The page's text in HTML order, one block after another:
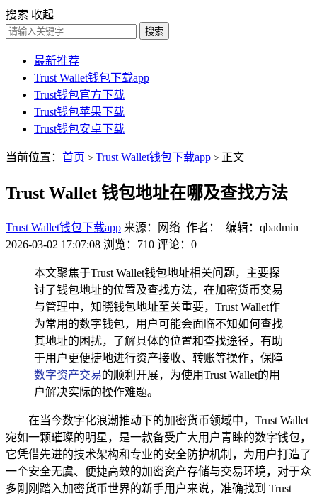
搜索 收起
搜索
最新推荐
Trust Wallet钱包下载app
Trust钱包官方下载
Trust钱包苹果下载
Trust钱包安卓下载
当前位置： 首页 > Trust Wallet钱包下载app > 正文
Trust Wallet 钱包地址在哪及查找方法
Trust Wallet钱包下载app 来源：网络 作者： 编辑：qbadmin
2026-03-02 17:07:08 浏览：710 评论：0
本文聚焦于Trust Wallet钱包地址相关问题，主要探
讨了钱包地址的位置及查找方法，在加密货币交易
与管理中，知晓钱包地址至关重要，Trust Wallet作
为常用的数字钱包，用户可能会面临不知如何查找
其地址的困扰，了解具体的位置和查找途径，有助
于用户更便捷地进行资产接收、转账等操作，保障
数字资产交易的顺利开展，为使用Trust Wallet的用
户解决实际的操作难题。
在当今数字化浪潮推动下的加密货币领域中，Trust Wallet
宛如一颗璀璨的明星，是一款备受广大用户青睐的数字钱包，
它凭借先进的技术架构和专业的安全防护机制，为用户打造了
一个安全无虞、便捷高效的加密资产存储与交易环境，对于众
多刚刚踏入加密货币世界的新手用户来说，准确找到 Trust